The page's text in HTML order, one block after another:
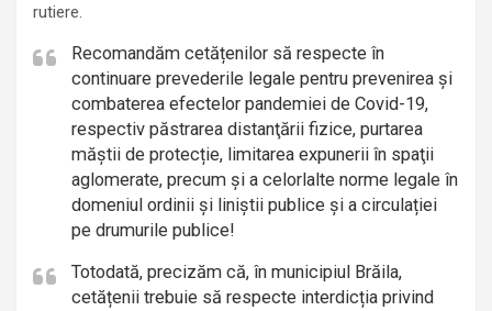
rutiere.
Recomandăm cetățenilor să respecte în
continuare prevederile legale pentru prevenirea şi
combaterea efectelor pandemiei de Covid-19,
respectiv păstrarea distanţării fizice, purtarea
măştii de protecție, limitarea expunerii în spaţii
aglomerate, precum și a celorlalte norme legale în
domeniul ordinii și liniștii publice și a circulației
pe drumurile publice!
Totodată, precizăm că, în municipiul Brăila,
cetățenii trebuie să respecte interdicția privind